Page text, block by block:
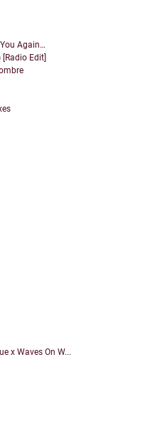
You Again…
Edit]
x Waves On W...